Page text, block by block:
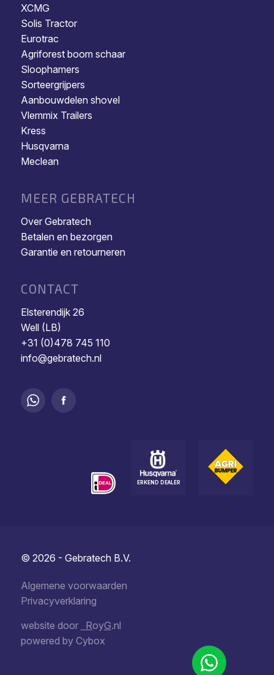
XCMG
Solis Tractor
Eurotrac
Agriforest boom schaar
Sloophamers
Sorteergrijpers
Aanbouwdelen shovel
Vlemmix Trailers
Kress
Husqvarna
Meclean
MEER GEBRATECH
Over Gebratech
Betalen en bezorgen
Garantie en retourneren
CONTACT
Elsterendijk 26
Well (LB)
+31 (0)478 745 110
info@gebratech.nl
ERKEND DEALER
© 2026 - Gebratech B.V.
Algemene voorwaarden
Privacyverklaring
website door
RoyG.nl
powered by Cybox